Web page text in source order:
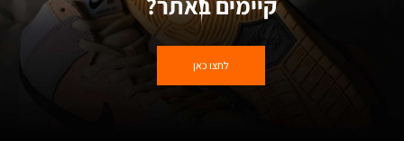
לחצו כאן